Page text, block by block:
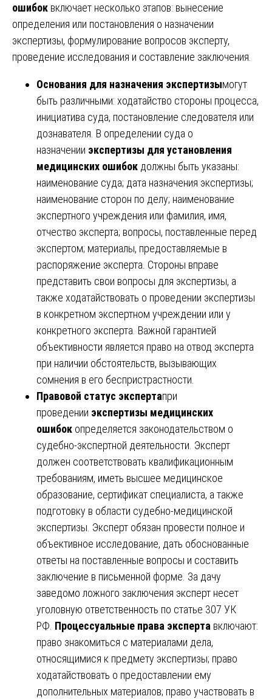
ошибок включает несколько этапов: вынесение
определения или постановления о назначении
экспертизы, формулирование вопросов эксперту,
проведение исследования и составление заключения.
Основания для назначения экспертизымогут
быть различными: ходатайство стороны процесса,
инициатива суда, постановление следователя или
дознавателя. В определении суда о
назначении экспертизы для установления
медицинских ошибок должны быть указаны:
наименование суда; дата назначения экспертизы;
наименование сторон по делу; наименование
экспертного учреждения или фамилия, имя,
отчество эксперта; вопросы, поставленные перед
экспертом; материалы, предоставляемые в
распоряжение эксперта. Стороны вправе
представить свои вопросы для экспертизы, а
также ходатайствовать о проведении экспертизы
в конкретном экспертном учреждении или у
конкретного эксперта. Важной гарантией
объективности является право на отвод эксперта
при наличии обстоятельств, вызывающих
сомнения в его беспристрастности.
Правовой статус экспертапри
проведении экспертизы медицинских
ошибок определяется законодательством о
судебно-экспертной деятельности. Эксперт
должен соответствовать квалификационным
требованиям, иметь высшее медицинское
образование, сертификат специалиста, а также
подготовку в области судебно-медицинской
экспертизы. Эксперт обязан провести полное и
объективное исследование, дать обоснованные
ответы на поставленные вопросы и составить
заключение в письменной форме. За дачу
заведомо ложного заключения эксперт несет
уголовную ответственность по статье 307 УК
РФ. Процессуальные права эксперта включают:
право знакомиться с материалами дела,
относящимися к предмету экспертизы; право
ходатайствовать о предоставлении ему
дополнительных материалов; право участвовать в